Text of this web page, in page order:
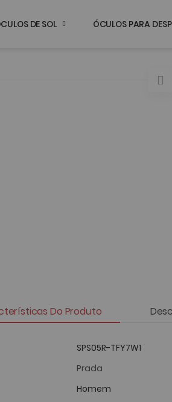
DE SOL ÓCULOS PARA
Do Produto
SPS05R-TFY7W1
Prada
Homem